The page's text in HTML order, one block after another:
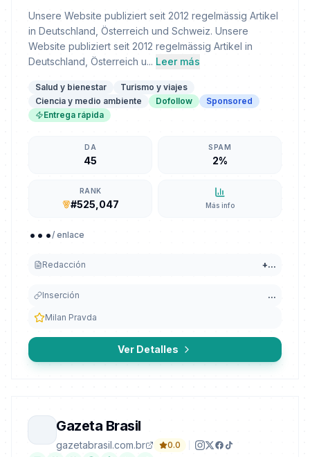
Unsere Website publiziert seit 2012 regelmässig Artikel
in Deutschland, Österreich und Schweiz. Unsere
Website publiziert seit 2012 regelmässig Artikel in
Deutschland, Österreich u... Leer más
Salud y bienestar
Turismo y viajes
Ciencia y medio ambiente
Dofollow
Sponsored
Entrega rápida
DA
45
SPAM
2%
RANK
#525,047 Más info
.../ enlace
Redacción +...
Inserción ...
Milan Pravda
Ver Detalles
Gazeta Brasil
gazetabrasil.com.br 0.0